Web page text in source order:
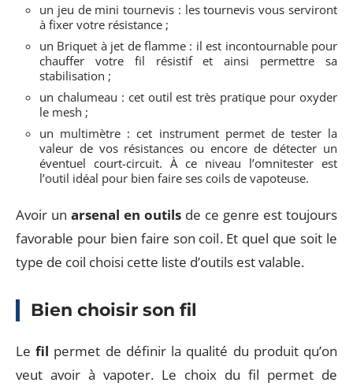
un jeu de mini tournevis : les tournevis vous serviront
à fixer votre résistance ;
un Briquet à jet de flamme : il est incontournable pour
chauffer votre fil résistif et ainsi permettre sa
stabilisation ;
un chalumeau : cet outil est très pratique pour oxyder
le mesh ;
un multimètre : cet instrument permet de tester la
valeur de vos résistances ou encore de détecter un
éventuel court-circuit. À ce niveau l’omnitester est
l’outil idéal pour bien faire ses coils de vapoteuse.
Avoir un arsenal en outils de ce genre est toujours
favorable pour bien faire son coil. Et quel que soit le
type de coil choisi cette liste d’outils est valable.
Bien choisir son fil
Lefil permet de définir la qualité du produit qu’on
veut avoir à vapoter. Le choix du fil permet de